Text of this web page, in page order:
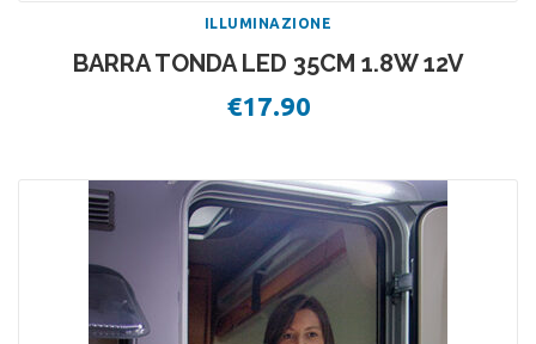
ILLUMINAZIONE
BARRA TONDA LED 35CM 1.8W 12V
€17.90